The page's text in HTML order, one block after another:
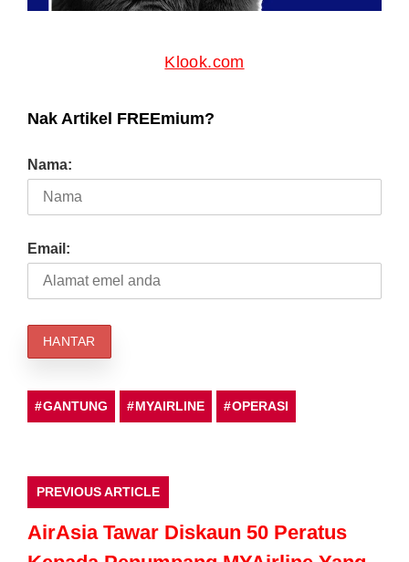
Klook.com
Nak Artikel FREEmium?
Nama:
Email:
GANTUNG MYAIRLINE OPERASI
PREVIOUS ARTICLE
AirAsia Tawar Diskaun 50 Peratus